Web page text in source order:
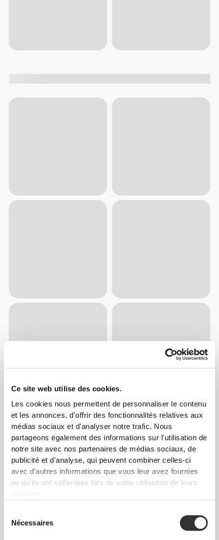
Ce site web utilise des cookies.
Les cookies nous permettent de personnaliser le contenu
et les annonces, d'offrir des fonctionnalités relatives aux
médias sociaux et d'analyser notre trafic. Nous
partageons également des informations sur l'utilisation de
notre site avec nos partenaires de médias sociaux, de
publicité et d'analyse, qui peuvent combiner celles-ci
avec d'autres informations que vous leur avez fournies
ou qu'ils ont collectées lors de votre utilisation de leurs
Nécessaires